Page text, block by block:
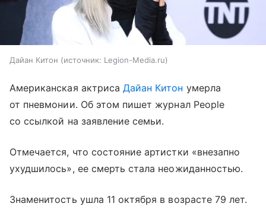
Дайан Китон источник: Legion-Media.ru
Американская актрисаДайан Китон умерла
от пневмонии. Об этом пишет журнал People
со ссылкой на заявление семьи.
Отмечается, что состояние артистки «внезапно
ухудшилось», ее смерть стала неожиданностью.
Знаменитость ушла 11 октября в возрасте 79 лет.